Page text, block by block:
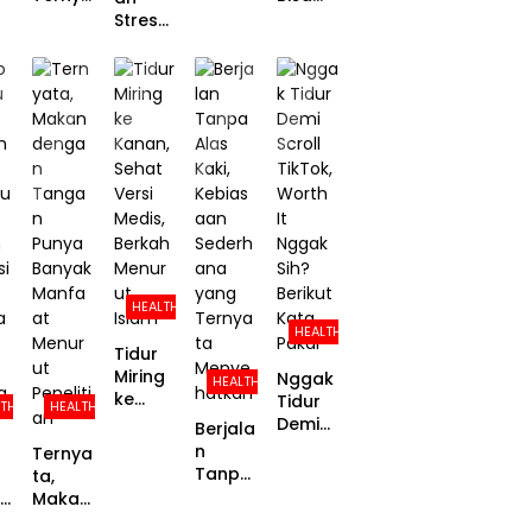
dan
Panjan
g
Umur,
Ini
Penjela
san
Ilmiah
nya!
Stres
n
Tenan
g:
Studi
Ungka
p
Kekuat
an
Proble
m-
Focuse
d
g
ak dan
Risikon
ya
Menur
ut
Riset
Risiko
Kanker
Akibat
Obesit
as
Hingga
Separu
h
HEALTH
Ternya
ta,
Makan
HEALTH
Tidur
Miring
ke
HEALTH
Berjala
n
Tanpa
HEALTH
Nggak
Tidur
Demi